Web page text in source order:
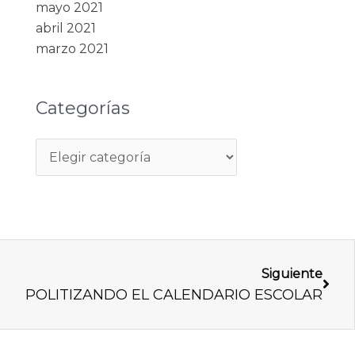
mayo 2021
abril 2021
marzo 2021
Categorías
Siguiente
POLITIZANDO EL CALENDARIO ESCOLAR